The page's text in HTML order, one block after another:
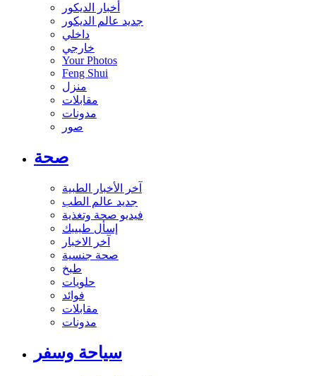
أخبار الديكور
جديد عالم الديكور
داخلي
خارجي
Your Photos
Feng Shui
منزل
مقابلات
مدونات
صور
صحة
آخر الأخبار الطبية
جديد عالم الطب
فيديو صحة وتغذية
إسأل طبيبك
آخر الاخبار
صحة جنسية
طبخ
حلويات
فوائد
مقابلات
مدونات
سياحة وسفر